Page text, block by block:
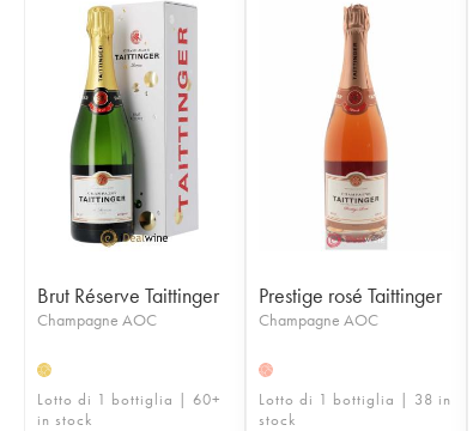
Brut Réserve Taittinger
Champagne AOC
H
Lotto di 1 bottiglia | 60+
in stock
Prestige rosé Taittinger
Champagne AOC
H
Lotto di 1 bottiglia | 38 in
stock